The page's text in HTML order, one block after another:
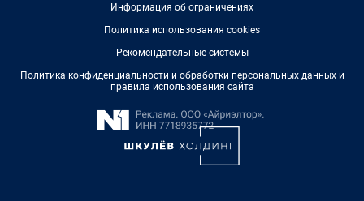
Информация об ограничениях
Политика использования cookies
Рекомендательные системы
Политика конфиденциальности и обработки персональных данных и
правила использования сайта